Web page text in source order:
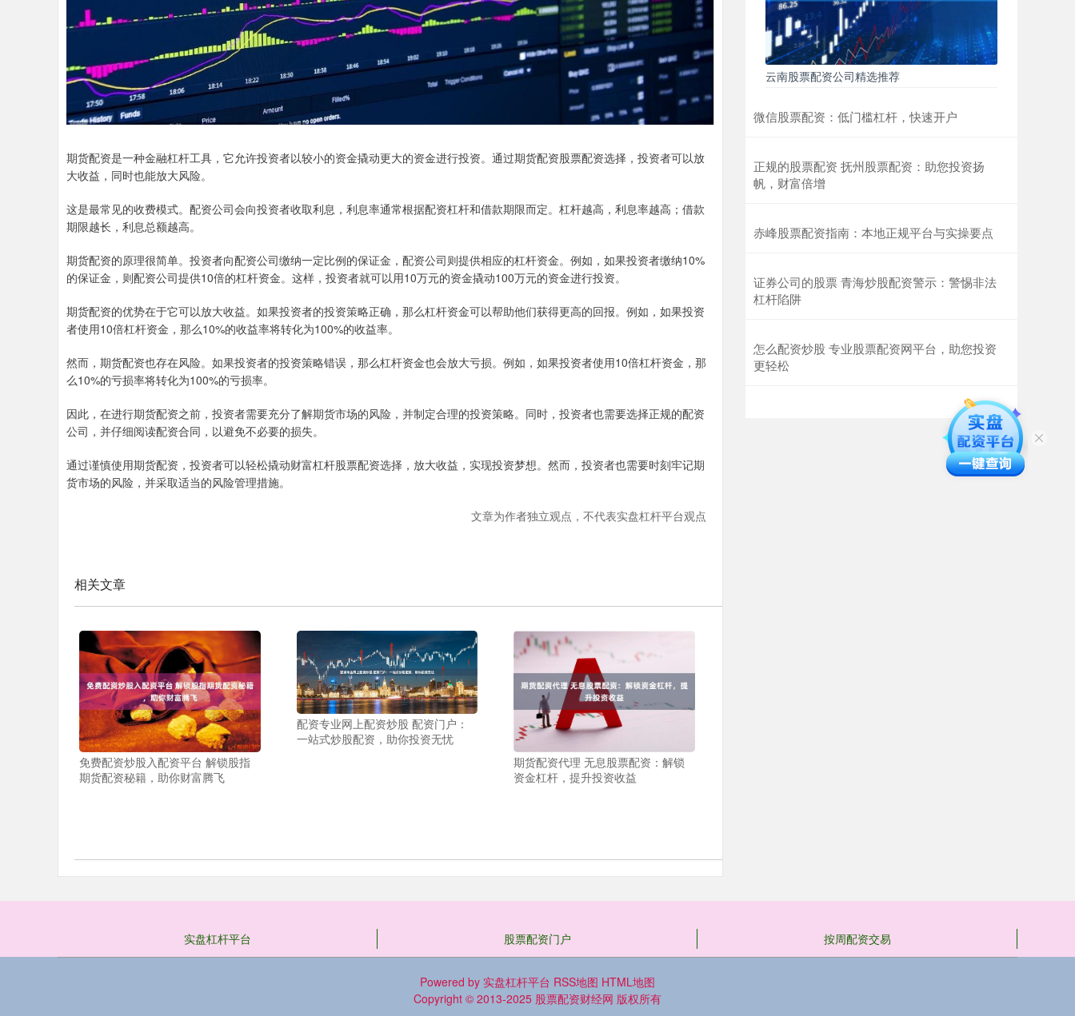
期货配资是一种金融杠杆工具，它允许投资者以较小的资金撬动更大的资金进行投资。通过期货配资股票配资选择，投资者可以放
大收益，同时也能放大风险。
这是最常见的收费模式。配资公司会向投资者收取利息，利息率通常根据配资杠杆和借款期限而定。杠杆越高，利息率越高；借款
期限越长，利息总额越高。
期货配资的原理很简单。投资者向配资公司缴纳一定比例的保证金，配资公司则提供相应的杠杆资金。例如，如果投资者缴纳10%
的保证金，则配资公司提供10倍的杠杆资金。这样，投资者就可以用10万元的资金撬动100万元的资金进行投资。
期货配资的优势在于它可以放大收益。如果投资者的投资策略正确，那么杠杆资金可以帮助他们获得更高的回报。例如，如果投资
者使用10倍杠杆资金，那么10%的收益率将转化为100%的收益率。
然而，期货配资也存在风险。如果投资者的投资策略错误，那么杠杆资金也会放大亏损。例如，如果投资者使用10倍杠杆资金，那
么10%的亏损率将转化为100%的亏损率。
因此，在进行期货配资之前，投资者需要充分了解期货市场的风险，并制定合理的投资策略。同时，投资者也需要选择正规的配资
公司，并仔细阅读配资合同，以避免不必要的损失。
通过谨慎使用期货配资，投资者可以轻松撬动财富杠杆股票配资选择，放大收益，实现投资梦想。然而，投资者也需要时刻牢记期
货市场的风险，并采取适当的风险管理措施。
文章为作者独立观点，不代表实盘杠杆平台观点
相关文章
免费配资炒股入配资平台 解锁股指
期货配资秘籍，助你财富腾飞
配资专业网上配资炒股 配资门户：
一站式炒股配资，助你投资无忧
期货配资代理 无息股票配资：解锁
资金杠杆，提升投资收益
云南股票配资公司精选推荐
微信股票配资：低门槛杠杆，快速开户
正规的股票配资 抚州股票配资：助您投资扬
帆，财富倍增
赤峰股票配资指南：本地正规平台与实操要点
证券公司的股票 青海炒股配资警示：警惕非法
杠杆陷阱
怎么配资炒股 专业股票配资网平台，助您投资
更轻松
实盘杠杆平台 股票配资门户 按周配资交易
Powered by 实盘杠杆平台 RSS地图 HTML地图
Copyright © 2013-2025 股票配资财经网 版权所有